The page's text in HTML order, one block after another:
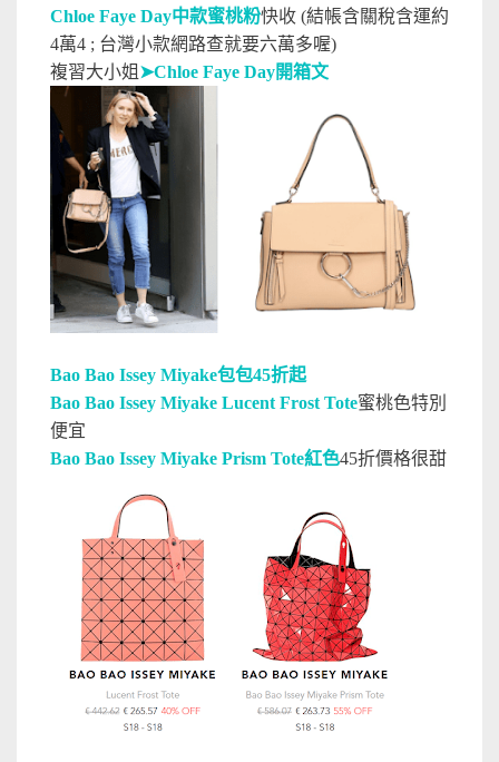
Chloe Faye Day中款蜜桃粉快收 (結帳含關稅含運約
4萬4 ; 台灣小款網路查就要六萬多喔)
複習大小姐 ➤Chloe Faye Day開箱文
Bao Bao Issey Miyake包包45折起
Bao Bao Issey Miyake Lucent Frost Tote蜜桃色特別
便宜
Bao Bao Issey Miyake Prism Tote紅色45折價格很甜